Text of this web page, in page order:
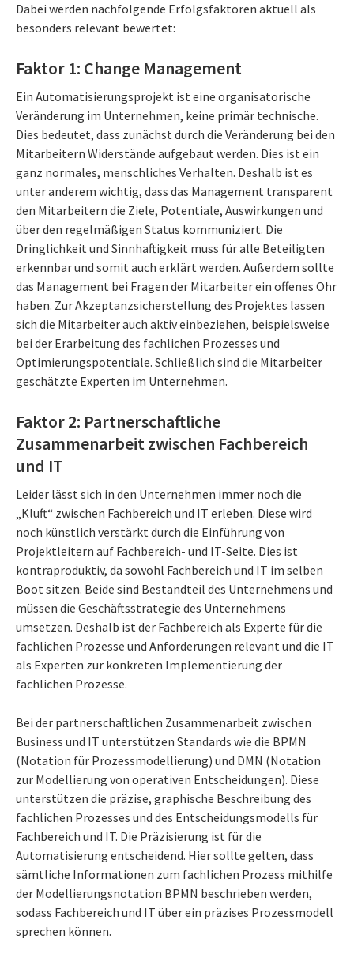
Dabei werden nachfolgende Erfolgsfaktoren aktuell als
besonders relevant bewertet:
Faktor 1: Change Management
Ein Automatisierungsprojekt ist eine organisatorische
Veränderung im Unternehmen, keine primär technische.
Dies bedeutet, dass zunächst durch die Veränderung bei den
Mitarbeitern Widerstände aufgebaut werden. Dies ist ein
ganz normales, menschliches Verhalten. Deshalb ist es
unter anderem wichtig, dass das Management transparent
den Mitarbeitern die Ziele, Potentiale, Auswirkungen und
über den regelmäßigen Status kommuniziert. Die
Dringlichkeit und Sinnhaftigkeit muss für alle Beteiligten
erkennbar und somit auch erklärt werden. Außerdem sollte
das Management bei Fragen der Mitarbeiter ein offenes Ohr
haben. Zur Akzeptanzsicherstellung des Projektes lassen
sich die Mitarbeiter auch aktiv einbeziehen, beispielsweise
bei der Erarbeitung des fachlichen Prozesses und
Optimierungspotentiale. Schließlich sind die Mitarbeiter
geschätzte Experten im Unternehmen.
Faktor 2: Partnerschaftliche
Zusammenarbeit zwischen Fachbereich
und IT
Leider lässt sich in den Unternehmen immer noch die
„Kluft“ zwischen Fachbereich und IT erleben. Diese wird
noch künstlich verstärkt durch die Einführung von
Projektleitern auf Fachbereich- und IT-Seite. Dies ist
kontraproduktiv, da sowohl Fachbereich und IT im selben
Boot sitzen. Beide sind Bestandteil des Unternehmens und
müssen die Geschäftsstrategie des Unternehmens
umsetzen. Deshalb ist der Fachbereich als Experte für die
fachlichen Prozesse und Anforderungen relevant und die IT
als Experten zur konkreten Implementierung der
fachlichen Prozesse.
Bei der partnerschaftlichen Zusammenarbeit zwischen
Business und IT unterstützen Standards wie die BPMN
(Notation für Prozessmodellierung) und DMN (Notation
zur Modellierung von operativen Entscheidungen). Diese
unterstützen die präzise, graphische Beschreibung des
fachlichen Prozesses und des Entscheidungsmodells für
Fachbereich und IT. Die Präzisierung ist für die
Automatisierung entscheidend. Hier sollte gelten, dass
sämtliche Informationen zum fachlichen Prozess mithilfe
der Modellierungsnotation BPMN beschrieben werden,
sodass Fachbereich und IT über ein präzises Prozessmodell
sprechen können.